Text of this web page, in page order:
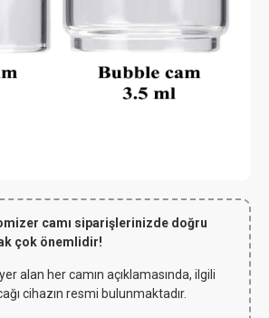
camı siparişlerinizde doğru
çok önemlidir!
alan her camın açıklamasında, ilgili
cihazın resmi bulunmaktadır.